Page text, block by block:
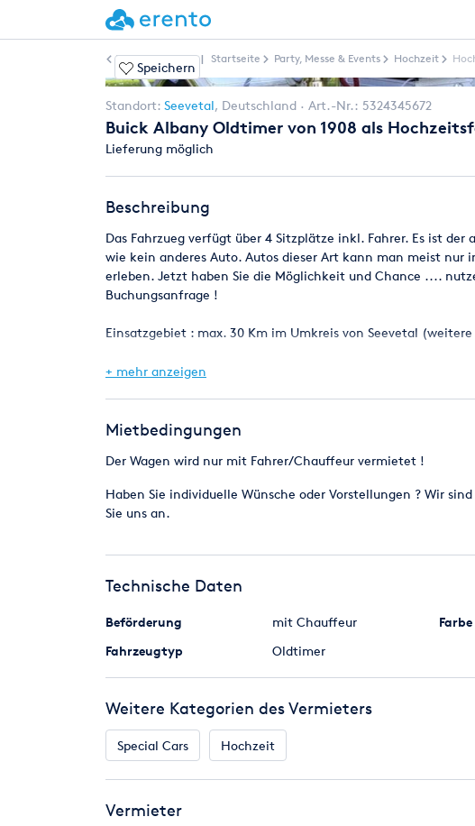
Weitere Artikel | Startseite Party, Messe & Events Hochzeit
Speichern
Standort: Seevetal, Deutschland Art.-Nr.: 5324345672
Buick Albany Oldtimer von 1908 als
Lieferung möglich
Beschreibung
Das Fahrzueg verfügt über 4 Sitzplätze inkl. Fahrer. Es ist
wie kein anderes Auto. Autos dieser Art kann man meist nur
erleben. Jetzt haben Sie die Möglichkeit und Chance ....
Buchungsanfrage !
Einsatzgebiet : max. 30 Km im Umkreis von Seevetal
Einsatzbedingung : Trockenes Wetter, da das Fahrzeug offen
Nöten ist.
Die max. Reisegeschwindigkeit liegt ca. bei 50 Km/h.
+ mehr anzeigen
Mietbedingungen
Der Wagen wird nur mit Fahrer/Chauffeur vermietet !
Haben Sie individuelle Wünsche oder Vorstellungen ? Wir
Sie uns an.
Technische Daten
Beförderung mit Chauffeur Farbe
Fahrzeugtyp
Oldtimer
Weitere Kategorien des Vermieters
Special Cars Hochzeit
Vermieter